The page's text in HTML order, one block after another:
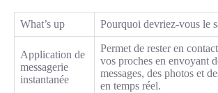
What’s up Pourquoi devriez-vous le
Application de
messagerie
instantanée
Permet de rester en
vos proches en envoyant
messages, des photos et
en temps réel.